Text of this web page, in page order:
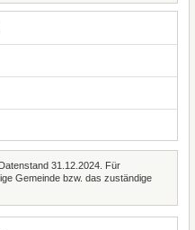
31.12.2024. Für
Gemeinde bzw. das zuständige